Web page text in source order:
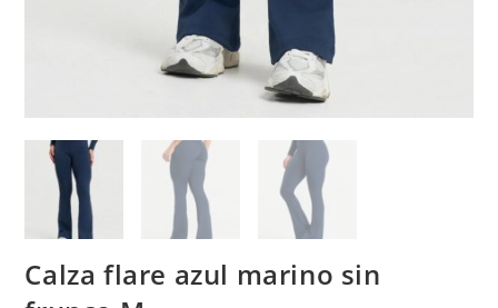
Calza flare azul marino sin